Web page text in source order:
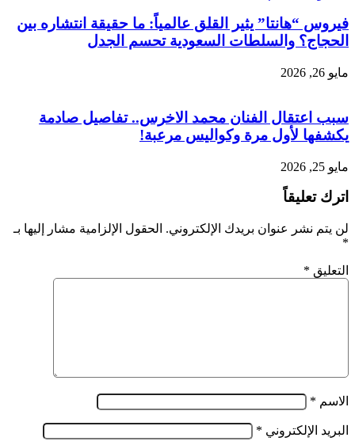
فيروس “هانتا” يثير القلق عالمياً: ما حقيقة انتشاره بين
الحجاج؟ والسلطات السعودية تحسم الجدل
مايو 26, 2026
سبب اعتقال الفنان محمد الاخرس.. تفاصيل صادمة
يكشفها لأول مرة وكواليس مرعبة!
مايو 25, 2026
اترك تعليقاً
لن يتم نشر عنوان بريدك الإلكتروني. الحقول الإلزامية مشار إليها بـ
*
التعليق *
الاسم *
البريد الإلكتروني *